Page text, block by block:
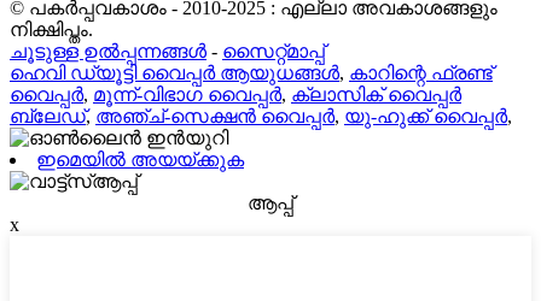
© പകർപ്പവകാശം - 2010-2025 : എല്ലാ അവകാശങ്ങളും
നിക്ഷിപ്തം.
ചൂടുള്ള ഉൽപ്പന്നങ്ങൾ - സൈറ്റ്മാപ്പ്
ഹെവി ഡ്യൂട്ടി വൈപ്പർ ആയുധങ്ങൾ, കാറിന്റെ ഫ്രണ്ട്
വൈപ്പർ, മൂന്ന്-വിഭാഗ വൈപ്പർ, ക്ലാസിക് വൈപ്പർ
ബ്ലേഡ്, അഞ്ച്-സെക്ഷൻ വൈപ്പർ, യു-ഹുക്ക് വൈപ്പർ,
ഇമെയിൽ അയയ്ക്കുക
ആപ്പ്
x